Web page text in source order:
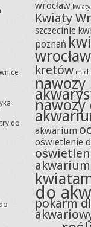
do
wrocław
Kwiaty
szczecinie
poznań
wrocław
kretów
nawozy
nawozy
akwarium
oświetlenie
akwarium
do
pokarm